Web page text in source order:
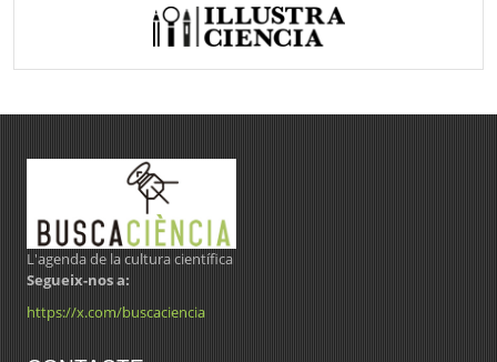
L'agenda de la cultura científica
Segueix-nos a:
https://x.com/buscaciencia